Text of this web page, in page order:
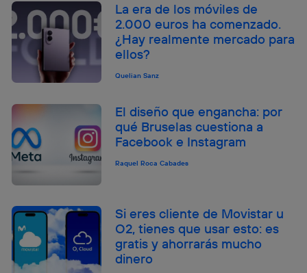
La era de los móviles de
2.000 euros ha comenzado.
¿Hay realmente mercado para
ellos?
Quelian Sanz
El diseño que engancha: por
qué Bruselas cuestiona a
Facebook e Instagram
Raquel Roca Cabades
Si eres cliente de Movistar u
O2, tienes que usar esto: es
gratis y ahorrarás mucho
dinero